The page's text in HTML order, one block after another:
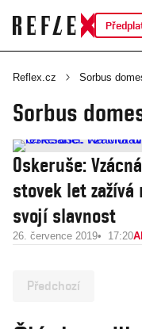
Reflex.cz Sorbus
Sorbus
Oskeruše:
stovek let zažívá
svojí slavnost
26. července 2019 17:20
Předchozí